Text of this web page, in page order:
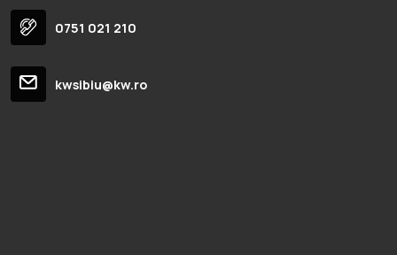
0751 021 210
kwsibiu@kw.ro